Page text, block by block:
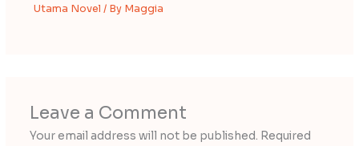
Utama Novel / By Maggia
Leave a Comment
Your email address will not be published. Required